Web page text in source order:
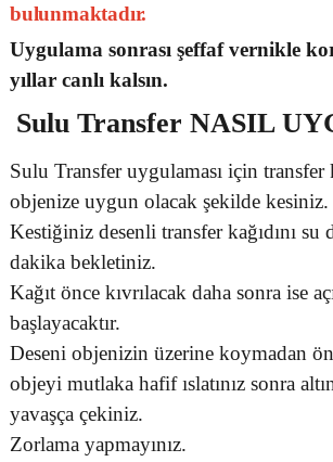
bulunmaktadır.
Uygulama sonrası şeffaf vernikle
yıllar canlı kalsın.
Sulu Transfer NASIL
Sulu Transfer uygulaması için transfer
objenize uygun olacak şekilde kesiniz.
Kestiğiniz desenli transfer kağıdını su
dakika bekletiniz.
Kağıt önce kıvrılacak daha sonra ise
başlayacaktır.
Deseni objenizin üzerine koymadan
objeyi mutlaka hafif ıslatınız sonra
yavaşça çekiniz.
Zorlama yapmayınız.